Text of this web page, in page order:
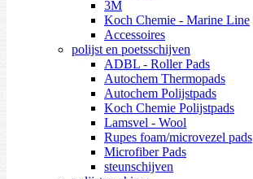
3M
Koch Chemie - Marine Line
Accessoires
polijst en poetsschijven
ADBL - Roller Pads
Autochem Thermopads
Autochem Polijstpads
Koch Chemie Polijstpads
Lamsvel - Wool
Rupes foam/microvezel pads
Microfiber Pads
steunschijven